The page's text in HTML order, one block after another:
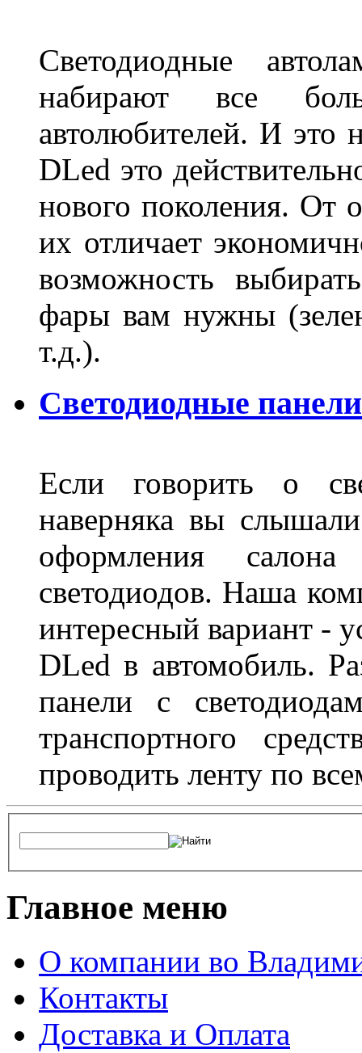
Светодиодные
набирают все
автолюбителей. И это
DLed это
нового поколения. От
их отличает
возможность
фары вам нужны
т.д.).
Светодиодные
Если говорить о
наверняка вы
оформления
светодиодов. Наша
интересный вариант -
DLed в автомобиль.
панели с
транспортного
проводить ленту по
Главное меню
О компании во
Контакты
Доставка и Оплата